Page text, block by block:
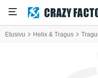
Etusivu Helix & Tragus